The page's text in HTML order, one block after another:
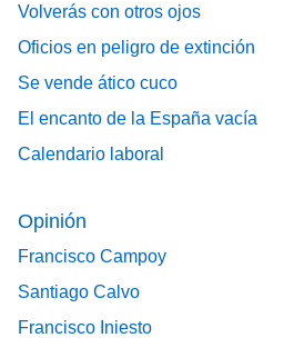
Volverás con otros ojos
Oficios en peligro de extinción
Se vende ático cuco
El encanto de la España vacía
Calendario laboral
Opinión
Francisco Campoy
Santiago Calvo
Francisco Iniesto